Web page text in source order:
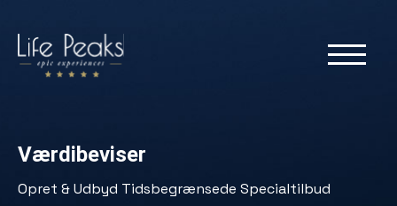
Værdibeviser
Opret & Udbyd Tidsbegrænsede Specialtilbud